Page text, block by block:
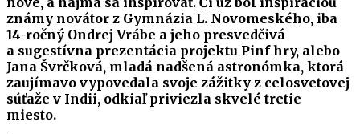
známy novátor z Gymnázia L. Novomeského, iba
14-ročný Ondrej Vrábe a jeho presvedčivá
a sugestívna prezentácia projektu Pinf hry, alebo
Jana Švrčková, mladá nadšená astronómka, ktorá
zaujímavo vypovedala svoje zážitky z celosvetovej
súťaže v Indii, odkiaľ priviezla skvelé tretie
miesto.